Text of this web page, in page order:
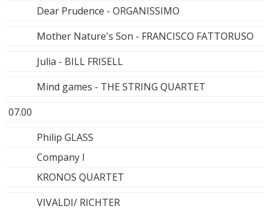
Dear Prudence - ORGANISSIMO
Mother Nature's Son - FRANCISCO FATTORUSO
Julia - BILL FRISELL
Mind games - THE STRING QUARTET
07.00
Philip GLASS
Company I
KRONOS QUARTET
VIVALDI/ RICHTER